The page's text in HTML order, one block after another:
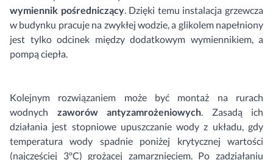
wymiennik pośredniczący. Dzięki temu instalacja grzewcza
w budynku pracuje na zwykłej wodzie, a glikolem napełniony
jest tylko odcinek między dodatkowym wymiennikiem, a
pompą ciepła.
Kolejnym rozwiązaniem może być montaż na rurach
wodnych zaworów antyzamrożeniowych. Zasadą ich
działania jest stopniowe upuszczanie wody z układu, gdy
temperatura wody spadnie poniżej krytycznej wartości
(najczęściej 3ºC) grożącej zamarznięciem. Po zadziałaniu